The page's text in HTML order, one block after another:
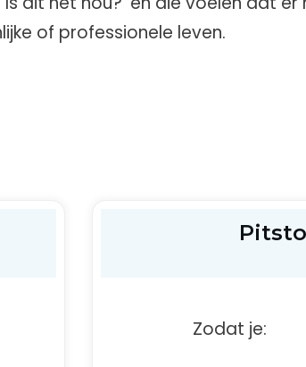
of professionele leven.
Zodat je: